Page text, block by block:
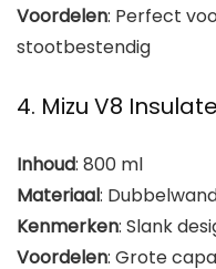
Voordelen: Perfect
stootbestendig
4. Mizu V8
Inhoud: 800 ml
Materiaal:
Kenmerken: Slank
Voordelen: Grote